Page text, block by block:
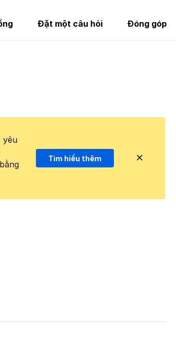
Đặt một câu hỏi Đóng góp
yêu
Tìm hiểu thêm